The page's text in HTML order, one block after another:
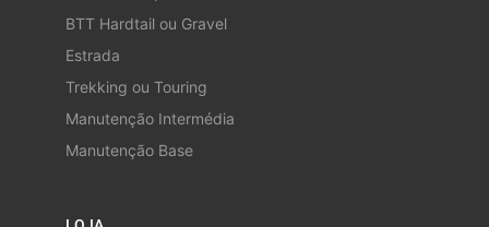
BTT Hardtail ou Gravel
Estrada
Trekking ou Touring
Manutenção Intermédia
Manutenção Base